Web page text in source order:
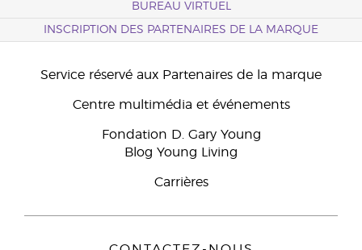
BUREAU VIRTUEL
INSCRIPTION DES PARTENAIRES DE LA MARQUE
Service réservé aux Partenaires de la marque
Centre multimédia et événements
Fondation D. Gary Young
Blog Young Living
Carrières